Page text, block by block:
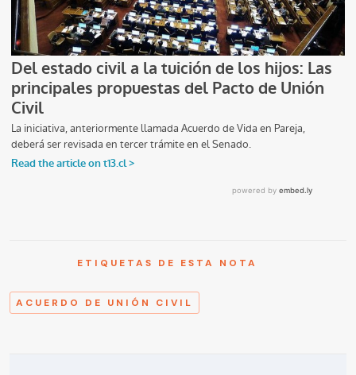
ETIQUETAS DE ESTA NOTA
ACUERDO DE UNIÓN CIVIL